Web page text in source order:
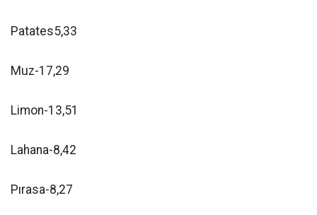
Patates5,33
Muz-17,29
Limon-13,51
Lahana-8,42
Pırasa-8,27